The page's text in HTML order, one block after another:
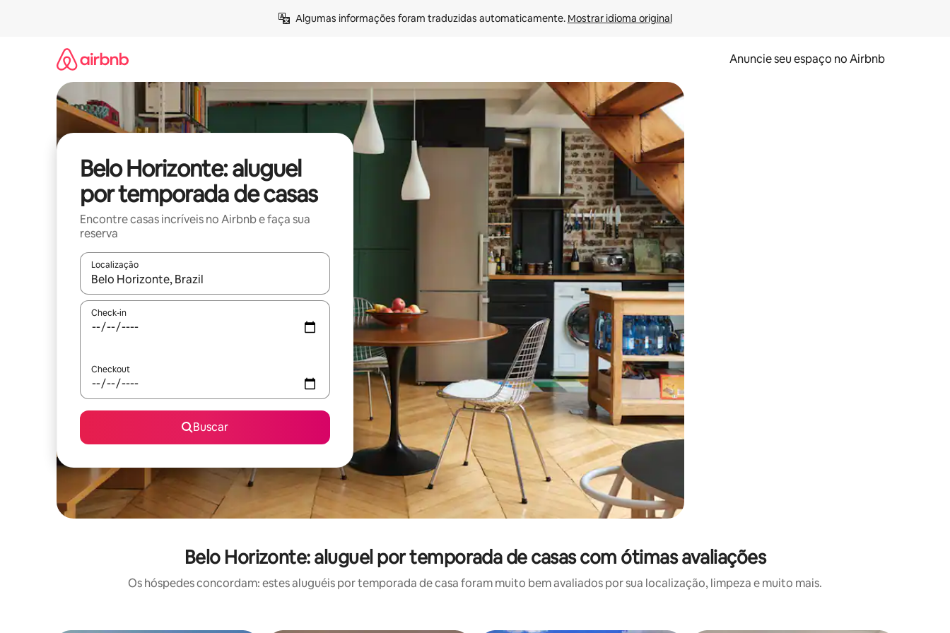
Algumas informações foram traduzidas automaticamente. Mostrar idioma original
Anuncie seu espaço no Airbnb
Belo Horizonte: aluguel
por temporada de casas
Encontre casas incríveis no Airbnb e faça sua
reserva
Localização
Quando os resultados estiverem disponíveis, explore-os usando as seta para cima e para baixo do teclado ou tocando e deslizando o dedo na tela.
Check-in
Checkout
Buscar
Belo Horizonte: aluguel por temporada de casas com ótimas avaliações
Os hóspedes concordam: estes aluguéis por temporada de casa foram muito bem avaliados por sua localização, limpeza e muito mais.